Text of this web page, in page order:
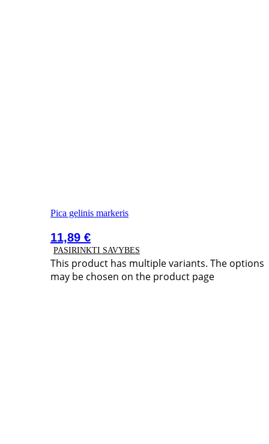
Pica gelinis markeris
11,89 €
PASIRINKTI SAVYBES
This product has multiple variants. The options
may be chosen on the product page